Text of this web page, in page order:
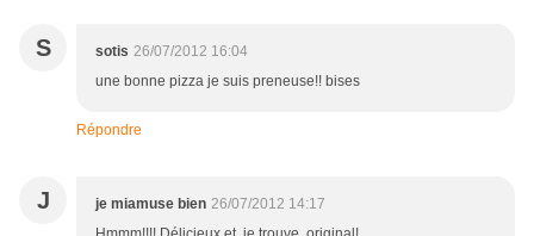
S sotis 26/07/2012 16:04
une bonne pizza je suis preneuse!! bises
Répondre
J je miamuse bien 26/07/2012 14:17